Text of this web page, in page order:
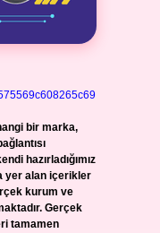
bir marka,
hazırladığımız
yer alan içerikler
kurum ve
Gerçek
tamamen